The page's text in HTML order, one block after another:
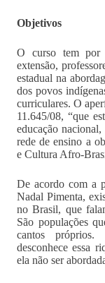
Objetivos
O curso tem por
extensão,
estadual na
dos povos
curriculares. O
11.645/08, “que
educação
rede de ensino a
e Cultura Afro-
De acordo com a
Nadal Pimenta,
no Brasil, que
São populações
cantos
desconhece essa
ela não ser